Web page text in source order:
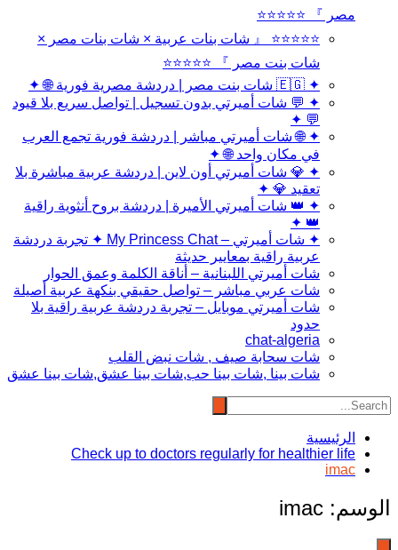
مصر 』 ⭐⭐⭐⭐⭐
⭐⭐⭐⭐⭐ 『 شات بنات عربية × شات بنات مصر ×
شات بنت مصر 』 ⭐⭐⭐⭐⭐
✦ 🇪🇬 شات بنت مصر | دردشة مصرية فورية 🌐 ✦
✦ 💬 شات أميرتي بدون تسجيل | تواصل سريع بلا قيود
💬 ✦
✦ 🌐 شات أميرتي مباشر | دردشة فورية تجمع العرب
في مكان واحد 🌐 ✦
✦ 💎 شات أميرتي أون لاين | دردشة عربية مباشرة بلا
تعقيد 💎 ✦
✦ 👑 شات أميرتي الأميرة | دردشة بروح أنثوية راقية
👑 ✦
✦ شات أميرتي – My Princess Chat ✦ تجربة دردشة
عربية راقية بمعايير حديثة
شات أميرتي اللبنانية – أناقة الكلمة وعمق الحوار
شات عربي مباشر – تواصل حقيقي بنكهة عربية أصيلة
شات أميرتي موبايل – تجربة دردشة عربية راقية بلا
حدود
chat-algeria
شات سحابة صيف , شات نبض القلب
شات بينا ,شات بينا حب,شات بينا عشق,شات بينا عشق
الرئيسية
Check up to doctors regularly for healthier life
imac
الوسم: imac